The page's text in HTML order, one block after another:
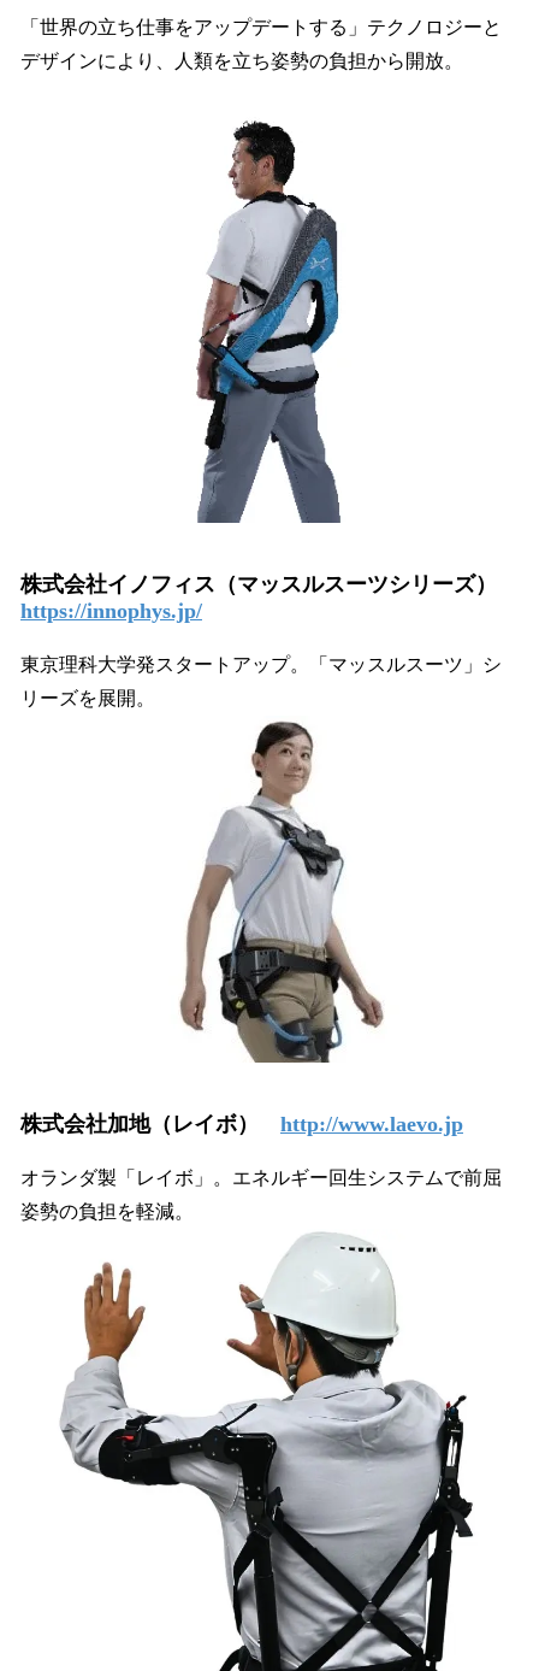
「世界の立ち仕事をアップデートする」テクノロジーと
デザインにより、人類を立ち姿勢の負担から開放。
株式会社イノフィス（マッスルスーツシリーズ）
https://innophys.jp/
東京理科大学発スタートアップ。「マッスルスーツ」シ
リーズを展開。
株式会社加地（レイボ） http://www.laevo.jp
オランダ製「レイボ」。エネルギー回生システムで前屈
姿勢の負担を軽減。